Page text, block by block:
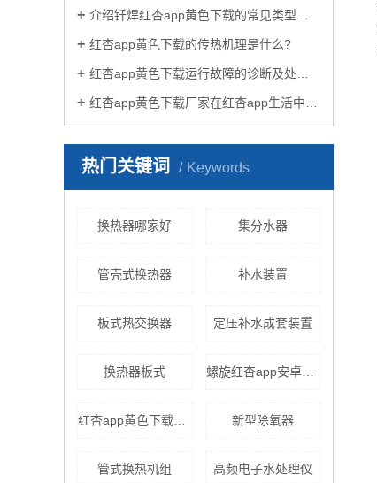
介绍钎焊红杏app黄色下载的常见类型有哪些
红杏app黄色下载的传热机理是什么?
红杏app黄色下载运行故障的诊断及处理方法
红杏app黄色下载厂家在红杏app生活中有哪些作用？
热门关键词 Keywords
换热器哪家好 集分水器
管壳式换热器 补水装置
板式热交换器 定压补水成套装置
换热器板式 螺旋红杏app安卓在线下载
新型除氧器
管式换热机组 高频电子水处理仪